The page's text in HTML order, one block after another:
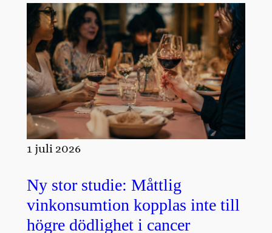
1 juli 2026
Ny stor studie: Måttlig
vinkonsumtion kopplas inte till
högre dödlighet i cancer